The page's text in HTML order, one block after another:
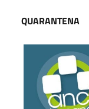
QUARANTENA